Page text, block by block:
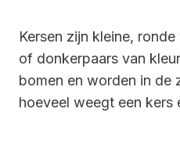
Kersen zijn kleine,
of donkerpaars van
bomen en worden in de
hoeveel weegt een kers